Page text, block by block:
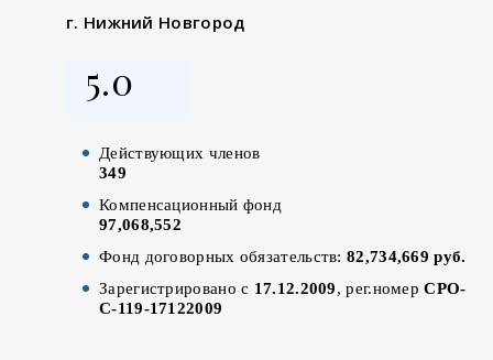
г. Нижний Новгород
5.0
Действующих членов
349
Компенсационный фонд
97,068,552
Фонд договорных обязательств: 82,734,669 руб.
Зарегистрировано с 17.12.2009, рег.номерСРО-
С-119-17122009